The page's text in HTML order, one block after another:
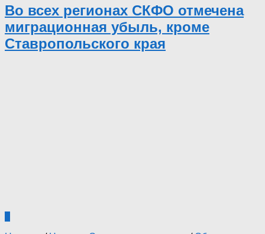
Во всех регионах СКФО отмечена
миграционная убыль, кроме
Ставропольского края